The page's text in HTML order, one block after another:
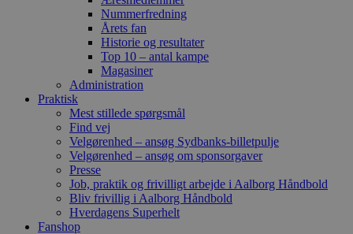
Nummerfredning
Årets fan
Historie og resultater
Top 10 – antal kampe
Magasiner
Administration
Praktisk
Mest stillede spørgsmål
Find vej
Velgørenhed – ansøg Sydbanks-billetpulje
Velgørenhed – ansøg om sponsorgaver
Presse
Job, praktik og frivilligt arbejde i Aalborg Håndbold
Bliv frivillig i Aalborg Håndbold
Hverdagens Superhelt
Fanshop